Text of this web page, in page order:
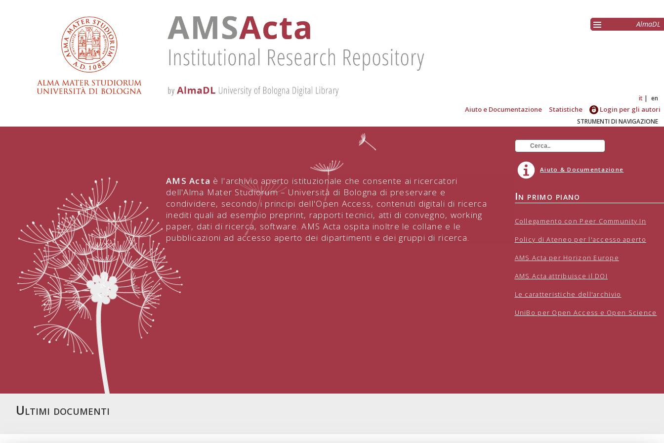
AlmaDL
it en
Aiuto e Documentazione Statistiche Login per gli autori
STRUMENTI DI NAVIGAZIONE
AMS Acta è l'archivio aperto istituzionale che consente ai ricercatori
dell'Alma Mater Studiorum – Università di Bologna di preservare e
condividere, secondo i principi dell'Open Access, contenuti digitali di ricerca
inediti quali ad esempio preprint, rapporti tecnici, atti di convegno, working
paper, dati di ricerca, software. AMS Acta ospita inoltre le collane e le
pubblicazioni ad accesso aperto dei dipartimenti e dei gruppi di ricerca.
Aiuto & Documentazione
In primo piano
Collegamento con Peer Community In
Policy di Ateneo per l'accesso aperto
AMS Acta per Horizon Europe
AMS Acta attribuisce il DOI
Le caratteristiche dell'archivio
UniBo per Open Access e Open Science
Ultimi documenti